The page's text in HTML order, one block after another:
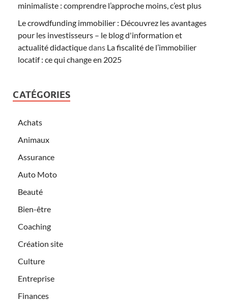
minimaliste : comprendre l’approche moins, c’est plus
Le crowdfunding immobilier : Découvrez les avantages
pour les investisseurs – le blog d'information et
actualité didactiquedans La fiscalité de l’immobilier
locatif : ce qui change en 2025
CATÉGORIES
Achats
Animaux
Assurance
Auto Moto
Beauté
Bien-être
Coaching
Création site
Culture
Entreprise
Finances